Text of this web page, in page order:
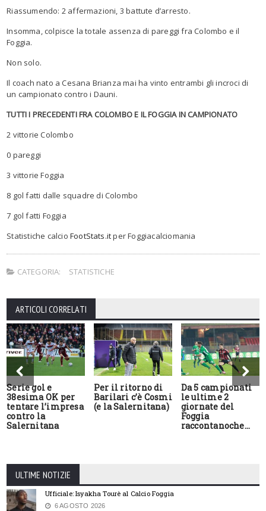
Riassumendo: 2 affermazioni, 3 battute d’arresto.
Insomma, colpisce la totale assenza di pareggi fra Colombo e il
Foggia.
Non solo.
Il coach nato a Cesana Brianza mai ha vinto entrambi gli incroci di
un campionato contro i Dauni.
TUTTI I PRECEDENTI FRA COLOMBOE IL FOGGIAIN CAMPIONATO
2 vittorie Colombo
0 pareggi
3 vittorie Foggia
8 gol fatti dalle squadre di Colombo
7 gol fatti Foggia
Statistiche calcio FootStats.itper Foggiacalciomania
CATEGORIA: STATISTICHE
ARTICOLI CORRELATI
Serie gol e
38esima OK per
tentare l’impresa
contro la
Salernitana
Per il ritorno di
Barilari c’è Cosmi
(e la Salernitana)
Da 5 campionati
le ultime 2
giornate del
Foggia
raccontanoche…
ULTIME NOTIZIE
Ufficiale: Isyakha Tourè al Calcio Foggia
6 AGOSTO 2026